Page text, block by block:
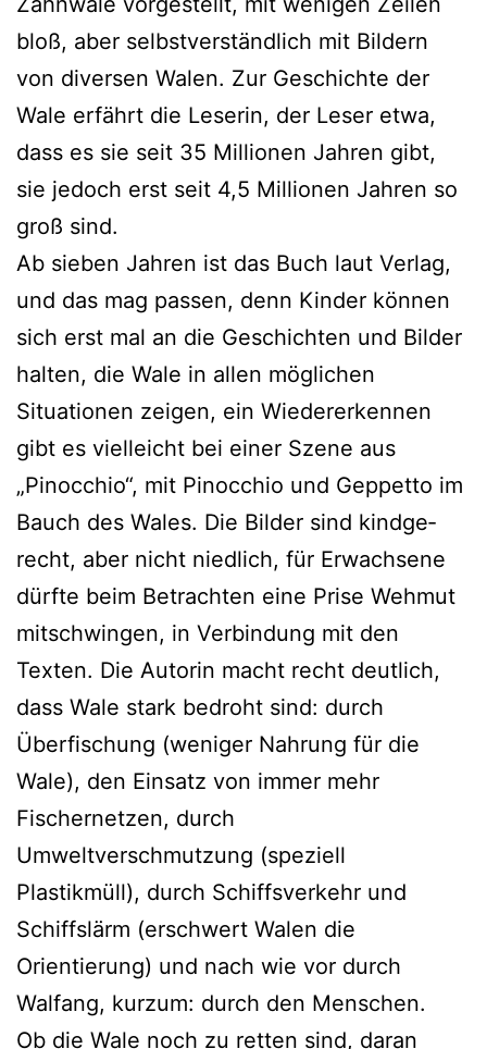
bloß, aber selbst­ver­ständ­lich mit Bildern
von diver­sen Walen. Zur Geschichte der
Wale erfährt die Leserin, der Leser etwa,
dass es sie seit 35 Millionen Jahren gibt,
sie jedoch erst seit 4,5 Millionen Jahren so
groß sind.
Ab sie­ben Jahren ist das Buch laut Verlag,
und das mag pas­sen, denn Kinder kön­nen
sich erst mal an die Geschichten und Bilder
hal­ten, die Wale in allen mög­li­chen
Situationen zei­gen, ein Wiedererkennen
gibt es viel­leicht bei einer Szene aus
„Pinocchio“, mit Pinocchio und Geppetto im
Bauch des Wales. Die Bilder sind kind­ge­
recht, aber nicht nied­lich, für Erwachsene
dürf­te beim Betrachten eine Prise Wehmut
mit­schwin­gen, in Verbindung mit den
Texten. Die Autorin macht recht deut­lich,
dass Wale stark bedroht sind: durch
Überfischung (weni­ger Nahrung für die
Wale), den Einsatz von immer mehr
Fischernetzen, durch
Umweltverschmutzung (spe­zi­ell
Plastikmüll), durch Schiffsverkehr und
Schiffslärm (erschwert Walen die
Orientierung) und nach wie vor durch
Walfang, kurz­um: durch den Menschen.
Ob die Wale noch zu ret­ten sind, dar­an